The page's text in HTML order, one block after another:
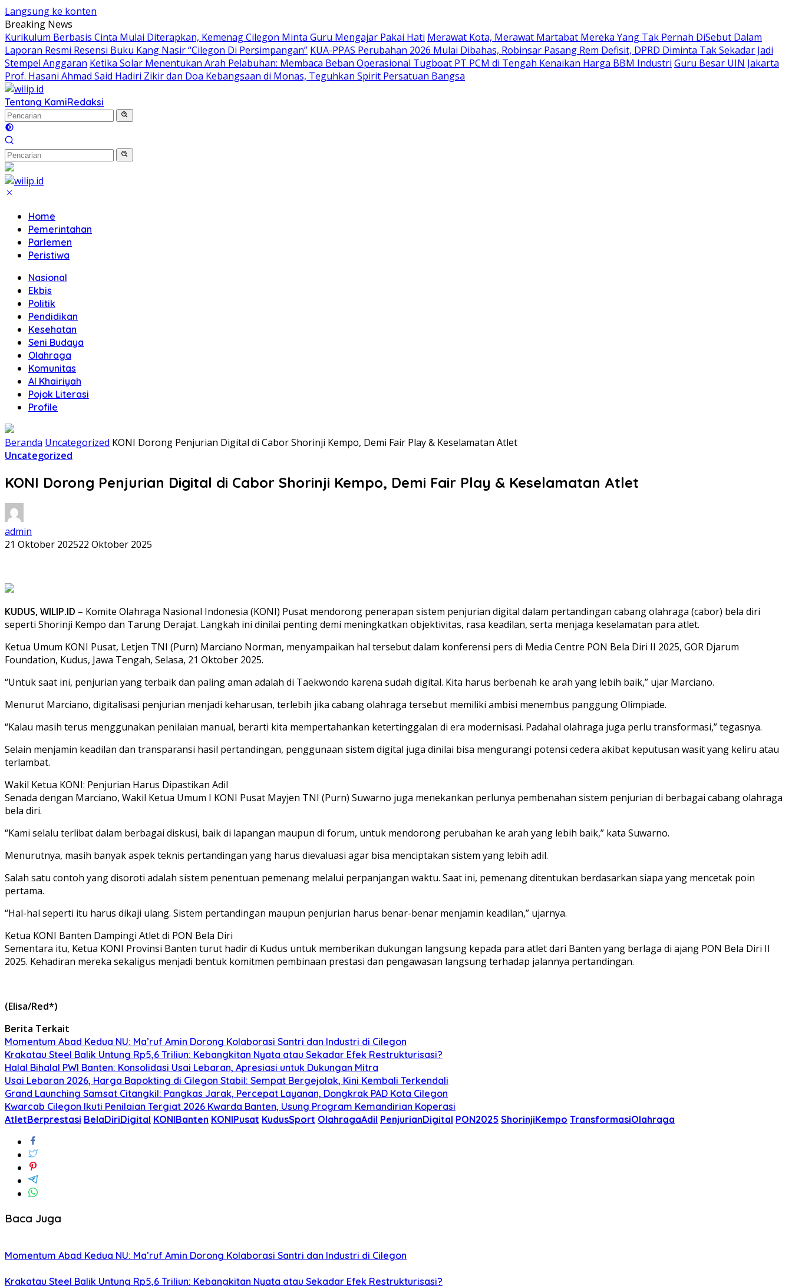
Langsung ke konten
Breaking News
Kurikulum Berbasis Cinta Mulai Diterapkan, Kemenag Cilegon Minta Guru Mengajar Pakai Hati Merawat Kota, Merawat Martabat Mereka Yang Tak Pernah DiSebut Dalam
Laporan Resmi Resensi Buku Kang Nasir “Cilegon Di Persimpangan” KUA-PPAS Perubahan 2026 Mulai Dibahas, Robinsar Pasang Rem Defisit, DPRD Diminta Tak Sekadar Jadi
Stempel Anggaran Ketika Solar Menentukan Arah Pelabuhan: Membaca Beban Operasional Tugboat PT PCM di Tengah Kenaikan Harga BBM Industri Guru Besar UIN Jakarta
Prof. Hasani Ahmad Said Hadiri Zikir dan Doa Kebangsaan di Monas, Teguhkan Spirit Persatuan Bangsa
Tentang KamiRedaksi
Home
Pemerintahan
Parlemen
Peristiwa
Nasional
Ekbis
Politik
Pendidikan
Kesehatan
Seni Budaya
Olahraga
Komunitas
Al Khairiyah
Pojok Literasi
Profile
Beranda Uncategorized KONI Dorong Penjurian Digital di Cabor Shorinji Kempo, Demi Fair Play & Keselamatan Atlet
Uncategorized
KONI Dorong Penjurian Digital di Cabor Shorinji Kempo, Demi Fair Play & Keselamatan Atlet
admin
21 Oktober 202522 Oktober 2025
KUDUS, WILIP.ID – Komite Olahraga Nasional Indonesia (KONI) Pusat mendorong penerapan sistem penjurian digital dalam pertandingan cabang olahraga (cabor) bela diri
seperti Shorinji Kempo dan Tarung Derajat. Langkah ini dinilai penting demi meningkatkan objektivitas, rasa keadilan, serta menjaga keselamatan para atlet.
Ketua Umum KONI Pusat, Letjen TNI (Purn) Marciano Norman, menyampaikan hal tersebut dalam konferensi pers di Media Centre PON Bela Diri II 2025, GOR Djarum
Foundation, Kudus, Jawa Tengah, Selasa, 21 Oktober 2025.
“Untuk saat ini, penjurian yang terbaik dan paling aman adalah di Taekwondo karena sudah digital. Kita harus berbenah ke arah yang lebih baik,” ujar Marciano.
Menurut Marciano, digitalisasi penjurian menjadi keharusan, terlebih jika cabang olahraga tersebut memiliki ambisi menembus panggung Olimpiade.
“Kalau masih terus menggunakan penilaian manual, berarti kita mempertahankan ketertinggalan di era modernisasi. Padahal olahraga juga perlu transformasi,” tegasnya.
Selain menjamin keadilan dan transparansi hasil pertandingan, penggunaan sistem digital juga dinilai bisa mengurangi potensi cedera akibat keputusan wasit yang keliru atau
terlambat.
Wakil Ketua KONI: Penjurian Harus Dipastikan Adil
Senada dengan Marciano, Wakil Ketua Umum I KONI Pusat Mayjen TNI (Purn) Suwarno juga menekankan perlunya pembenahan sistem penjurian di berbagai cabang olahraga
bela diri.
“Kami selalu terlibat dalam berbagai diskusi, baik di lapangan maupun di forum, untuk mendorong perubahan ke arah yang lebih baik,” kata Suwarno.
Menurutnya, masih banyak aspek teknis pertandingan yang harus dievaluasi agar bisa menciptakan sistem yang lebih adil.
Salah satu contoh yang disoroti adalah sistem penentuan pemenang melalui perpanjangan waktu. Saat ini, pemenang ditentukan berdasarkan siapa yang mencetak poin
pertama.
“Hal-hal seperti itu harus dikaji ulang. Sistem pertandingan maupun penjurian harus benar-benar menjamin keadilan,” ujarnya.
Ketua KONI Banten Dampingi Atlet di PON Bela Diri
Sementara itu, Ketua KONI Provinsi Banten turut hadir di Kudus untuk memberikan dukungan langsung kepada para atlet dari Banten yang berlaga di ajang PON Bela Diri II
2025. Kehadiran mereka sekaligus menjadi bentuk komitmen pembinaan prestasi dan pengawasan langsung terhadap jalannya pertandingan.
(Elisa/Red*)
Berita Terkait
Momentum Abad Kedua NU: Ma’ruf Amin Dorong Kolaborasi Santri dan Industri di Cilegon
Krakatau Steel Balik Untung Rp5,6 Triliun: Kebangkitan Nyata atau Sekadar Efek Restrukturisasi?
Halal Bihalal PWI Banten: Konsolidasi Usai Lebaran, Apresiasi untuk Dukungan Mitra
Usai Lebaran 2026, Harga Bapokting di Cilegon Stabil: Sempat Bergejolak, Kini Kembali Terkendali
Grand Launching Samsat Citangkil: Pangkas Jarak, Percepat Layanan, Dongkrak PAD Kota Cilegon
Kwarcab Cilegon Ikuti Penilaian Tergiat 2026 Kwarda Banten, Usung Program Kemandirian Koperasi
AtletBerprestasi BelaDiriDigital KONIBanten KONIPusat KudusSport OlahragaAdil PenjurianDigital PON2025 ShorinjiKempo TransformasiOlahraga
Baca Juga
Momentum Abad Kedua NU: Ma’ruf Amin Dorong Kolaborasi Santri dan Industri di Cilegon
Krakatau Steel Balik Untung Rp5,6 Triliun: Kebangkitan Nyata atau Sekadar Efek Restrukturisasi?